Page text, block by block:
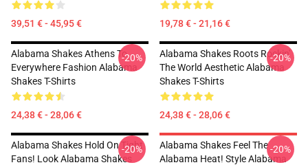
39,51 € - 45,95 € 19,78 € - 21,16 €
Alabama Shakes Athens To
Everywhere Fashion Alabama
Shakes T-Shirts
24,38 € - 28,06 €
-20%
Alabama Shakes Roots Rockin'
The World Aesthetic Alabama
Shakes T-Shirts
24,38 € - 28,06 €
-20%
Alabama Shakes Hold On Tight
Fans! Look Alabama Shakes
-20%
Alabama Shakes Feel The
Alabama Heat! Style Alabama
-20%